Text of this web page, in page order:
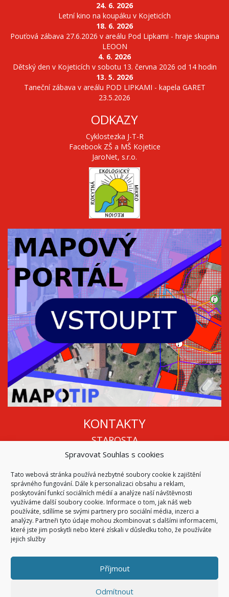
Spravovat Souhlas s cookies
Tato webová stránka používá nezbytné soubory cookie k zajištění
správného fungování. Dále k personalizaci obsahu a reklam,
poskytování funkcí sociálních médií a analýze naší návštěvnosti
využíváme další soubory cookie. Informace o tom, jak náš web
používáte, sdílíme se svými partnery pro sociální média, inzerci a
analýzy. Partneři tyto údaje mohou zkombinovat s dalšími informacemi,
které jste jim poskytli nebo které získali v důsledku toho, že používáte
jejich služby
Příjmout
Odmítnout
24. 6. 2026
Letní kino na koupáku v Kojeticích
18. 6. 2026
Pouťová zábava 27.6.2026 v areálu Pod Lipkami - hraje skupina
LEOON
4. 6. 2026
Dětský den v Kojeticích v sobotu 13. června 2026 od 14 hodin
13. 5. 2026
Taneční zábava v areálu POD LIPKAMI - kapela GARET
23.5.2026
ODKAZY
Cyklostezka J-T-R
Facebook ZŠ a MŠ Kojetice
JaroNet, s.r.o.
KONTAKTY
STAROSTA
Mgr. Roman Vala
info@oukojetice.cz
ÚŘEDNÍ HODINY
Po, St: 15:30 - 16:30
Všechny kontakty | Kde nás najdete
© 2026Obec Kojetice na Moravě
Všechna práva vyhrazena